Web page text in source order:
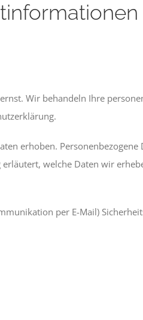
Wir behandeln Ihre
erhoben.
welche Daten wir
per E-Mail)